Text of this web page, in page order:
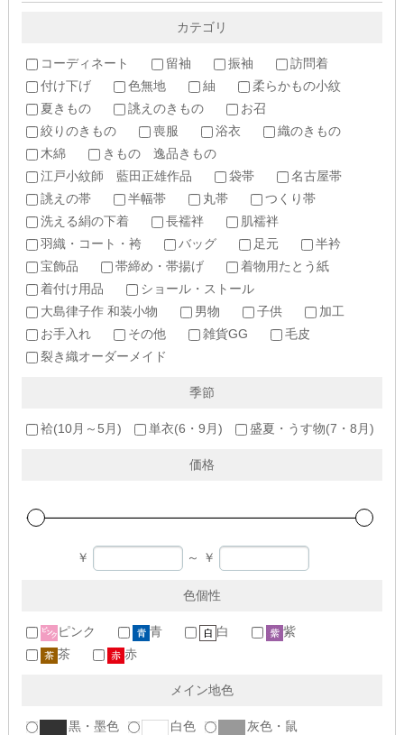
カテゴリ
コーディネート 留袖 振袖
訪問着
付け下げ
色無地 紬
柔らかもの小紋
夏きもの
誂えのきもの
お召
絞りのきもの
喪服 浴衣
織のきもの
木綿
きもの 逸品きもの
江戸小紋師 藍田正雄作品
袋帯
名古屋帯
誂えの帯
半幅帯 丸帯
つくり帯
洗える絹の下着
長襦袢
肌襦袢
羽織・コート・袴
バッグ 足元
半衿
宝飾品
帯締め・帯揚げ
着物用たとう紙
着付け用品
ショール・ストール
大島律子作 和装小物
男物 子供
加工
お手入れ
その他 雑貨GG
毛皮
裂き織オーダーメイド
季節
袷(10月～5月) 単衣(6・9月) 盛夏・うす物(7・8月)
価格
￥ ～ ￥
色個性
ピンク 青 白
紫
茶
赤
メイン地色
黒・墨色 白色
灰色・鼠